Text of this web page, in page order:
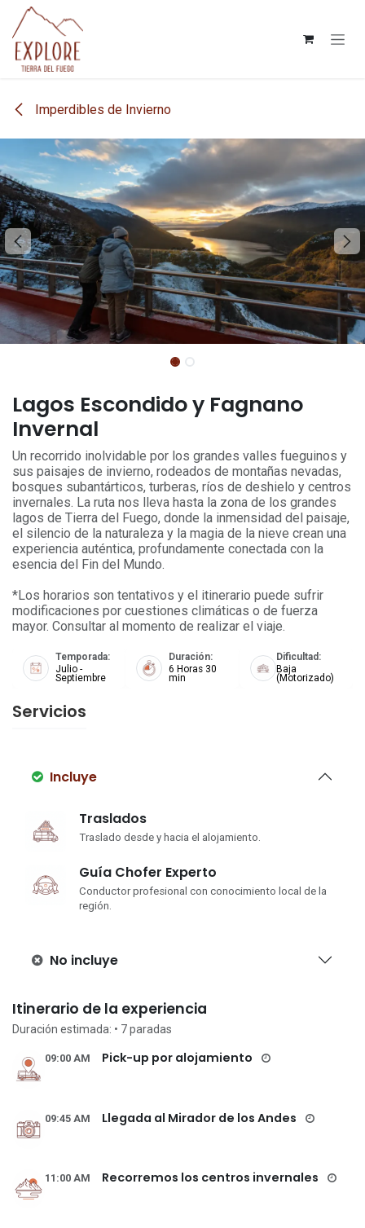
Ir al contenido
Imperdibles de Invierno
Lagos Escondido y Fagnano
Invernal
Un recorrido inolvidable por los grandes valles fueguinos y
sus paisajes de invierno, rodeados de montañas nevadas,
bosques subantárticos, turberas, ríos de deshielo y centros
invernales. La ruta nos lleva hasta la zona de los grandes
lagos de Tierra del Fuego, donde la inmensidad del paisaje,
el silencio de la naturaleza y la magia de la nieve crean una
experiencia auténtica, profundamente conectada con la
esencia del Fin del Mundo.
*Los horarios son tentativos y el itinerario puede sufrir
modificaciones por cuestiones climáticas o de fuerza
mayor. Consultar al momento de realizar el viaje.
Temporada:
Julio -
Septiembre
Duración:
6 Horas 30
min
Dificultad:
Baja
(Motorizado)
Servicios
Incluye
Traslados
Traslado desde y hacia el alojamiento.
Guía Chofer Experto
Conductor profesional con conocimiento local de la
región.
No incluye
Itinerario de la experiencia
Duración estimada: • 7paradas
09:00 AM Pick-up por alojamiento
09:45 AM Llegada al Mirador de los Andes
11:00 AM Recorremos los centros invernales